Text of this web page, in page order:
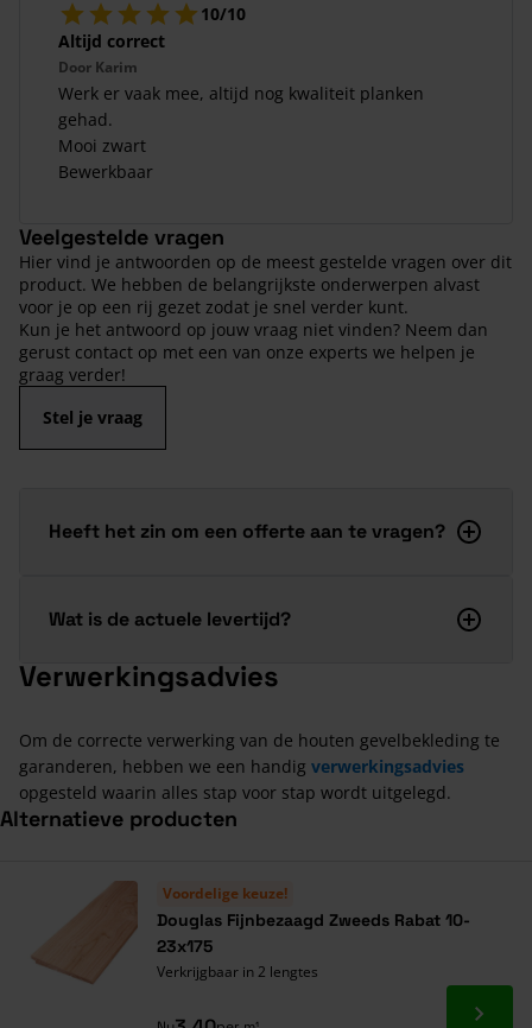
10/10
Altijd correct
Door Karim
Werk er vaak mee, altijd nog kwaliteit planken
gehad.
Mooi zwart
Bewerkbaar
Veelgestelde vragen
Hier vind je antwoorden op de meest gestelde vragen over dit
product. We hebben de belangrijkste onderwerpen alvast
voor je op een rij gezet zodat je snel verder kunt.
Kun je het antwoord op jouw vraag niet vinden? Neem dan
gerust contact op met een van onze experts we helpen je
graag verder!
Stel je vraag
Heeft het zin om een offerte aan te vragen?
Wat is de actuele levertijd?
Verwerkingsadvies
Om de correcte verwerking van de houten gevelbekleding te
garanderen, hebben we een handig verwerkingsadvies
opgesteld waarin alles stap voor stap wordt uitgelegd.
Alternatieve producten
Voordelige keuze!
Douglas Fijnbezaagd Zweeds Rabat 10-
23x175
Verkrijgbaar in 2 lengtes